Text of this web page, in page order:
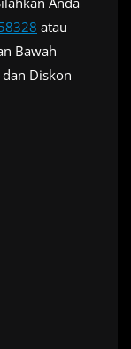
atau
Bawah
Diskon